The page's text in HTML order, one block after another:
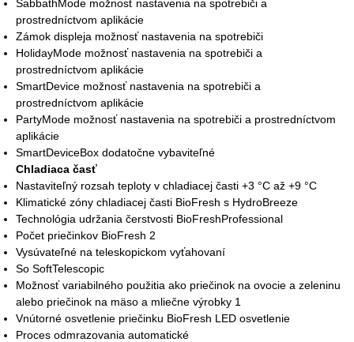
SabbathMode možnosť nastavenia na spotrebiči a
prostredníctvom aplikácie
Zámok displeja možnosť nastavenia na spotrebiči
HolidayMode možnosť nastavenia na spotrebiči a
prostredníctvom aplikácie
SmartDevice možnosť nastavenia na spotrebiči a
prostredníctvom aplikácie
PartyMode možnosť nastavenia na spotrebiči a prostredníctvom
aplikácie
SmartDeviceBox dodatočne vybaviteľné
Chladiaca časť
Nastaviteľný rozsah teploty v chladiacej časti +3 °C až +9 °C
Klimatické zóny chladiacej časti BioFresh s HydroBreeze
Technológia udržania čerstvosti BioFreshProfessional
Počet priečinkov BioFresh 2
Vysúvateľné na teleskopickom vyťahovaní
So SoftTelescopic
Možnosť variabilného použitia ako priečinok na ovocie a zeleninu
alebo priečinok na mäso a mliečne výrobky 1
Vnútorné osvetlenie priečinku BioFresh LED osvetlenie
Proces odmrazovania automatické